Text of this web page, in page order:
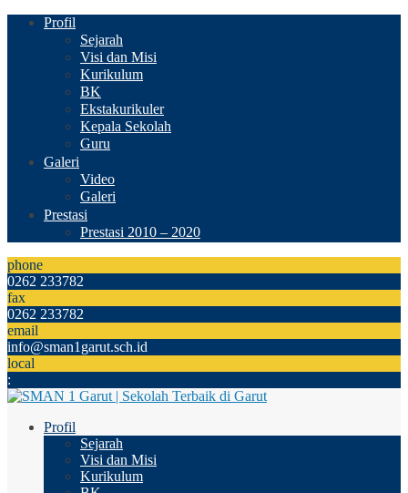
Profil
Sejarah
Visi dan Misi
Kurikulum
BK
Ekstakurikuler
Kepala Sekolah
Guru
Galeri
Video
Galeri
Prestasi
Prestasi 2010 – 2020
phone
0262 233782
fax
0262 233782
email
info@sman1garut.sch.id
local
:
Profil
Sejarah
Visi dan Misi
Kurikulum